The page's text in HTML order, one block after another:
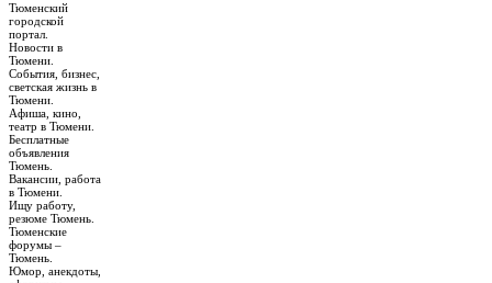
Тюменский
городской
портал.
Новости в
Тюмени.
События, бизнес,
светская жизнь в
Тюмени.
Афиша, кино,
театр в Тюмени.
Бесплатные
объявления
Тюмень.
Вакансии, работа
в Тюмени.
Ищу работу,
резюме Тюмень.
Тюменские
форумы –
Тюмень.
Юмор, анекдоты,